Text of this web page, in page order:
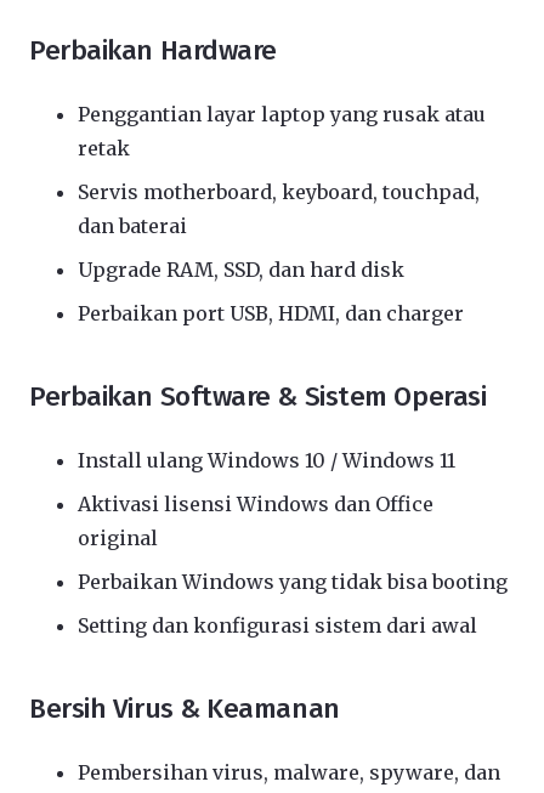
Perbaikan Hardware
Penggantian layar laptop yang rusak atau
retak
Servis motherboard, keyboard, touchpad,
dan baterai
Upgrade RAM, SSD, dan hard disk
Perbaikan port USB, HDMI, dan charger
Perbaikan Software & Sistem Operasi
Install ulang Windows 10 / Windows 11
Aktivasi lisensi Windows dan Office
original
Perbaikan Windows yang tidak bisa booting
Setting dan konfigurasi sistem dari awal
Bersih Virus & Keamanan
Pembersihan virus, malware, spyware, dan